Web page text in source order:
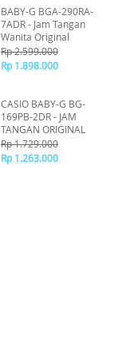
BABY-G BGA-290RA-
7ADR - Jam Tangan
Wanita Original
Rp 2.599.000
Rp 1.898.000
CASIO BABY-G BG-
169PB-2DR - JAM
TANGAN ORIGINAL
Rp 1.729.000
Rp 1.263.000